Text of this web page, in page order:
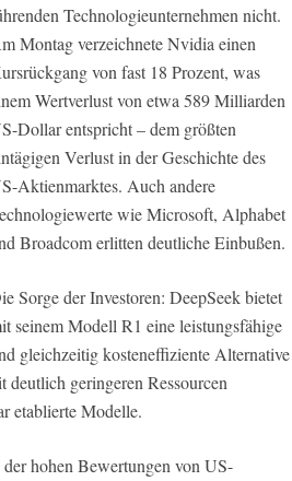
Technologieunternehmen nicht.
Montag verzeichnete Nvidia einen
von fast 18 Prozent, was
Wertverlust von etwa 589 Milliarden
Dollar entspricht – dem größten
Verlust in der Geschichte des
Aktienmarktes. Auch andere
wie Microsoft, Alphabet
Broadcom erlitten deutliche Einbußen.
Sorge der Investoren: DeepSeek bietet
seinem Modell R1 eine leistungsfähige
gleichzeitig kosteneffiziente Alternative
geringeren Ressourcen
etablierte Modelle.
hohen Bewertungen von US-